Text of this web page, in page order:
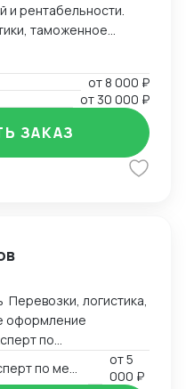
и рентабельности.
таможенное
от 8 000 ₽
от 30 000 ₽
ЗАКАЗ
логистика,
оформление
по
опытом в
от5
000 ₽